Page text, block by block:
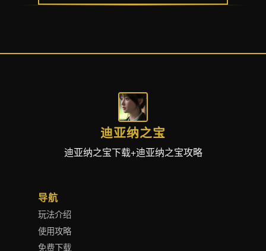
迪亚纳之宝
迪亚纳之宝下载+迪亚纳之宝攻略
导航
玩法介绍
使用攻略
免费下载